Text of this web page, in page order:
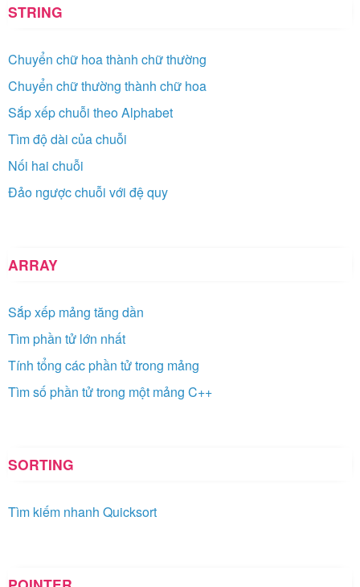
STRING
Chuyển chữ hoa thành chữ thường
Chuyển chữ thường thành chữ hoa
Sắp xếp chuỗi theo Alphabet
Tìm độ dài của chuỗi
Nối hai chuỗi
Đảo ngược chuỗi với đệ quy
ARRAY
Sắp xếp mảng tăng dần
Tìm phần tử lớn nhất
Tính tổng các phần tử trong mảng
Tìm số phần tử trong một mảng C++
SORTING
Tìm kiếm nhanh Quicksort